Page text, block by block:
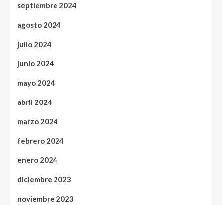
septiembre 2024
agosto 2024
julio 2024
junio 2024
mayo 2024
abril 2024
marzo 2024
febrero 2024
enero 2024
diciembre 2023
noviembre 2023